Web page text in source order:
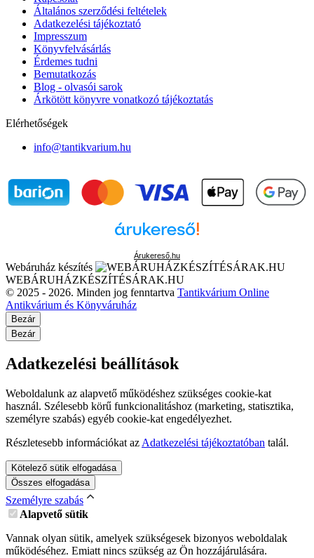
Általános szerződési feltételek
Adatkezelési tájékoztató
Impresszum
Könyvfelvásárlás
Érdemes tudni
Bemutatkozás
Blog - olvasói sarok
Árkötött könyvre vonatkozó tájékoztatás
Elérhetőségek
info@tantikvarium.hu
Árukereső.hu
Webáruház készítés
WEBÁRUHÁZKÉSZÍTÉSÁRAK.HU
© 2025 - 2026. Minden jog fenntartva Tantikvárium Online
Antikvárium és Könyváruház
Bezár
Bezár
Adatkezelési beállítások
Weboldalunk az alapvető működéshez szükséges cookie-kat
használ. Szélesebb körű funkcionalitáshoz (marketing, statisztika,
személyre szabás) egyéb cookie-kat engedélyezhet.
Részletesebb információkat az Adatkezelési tájékoztatóban talál.
Kötelező sütik elfogadása
Összes elfogadása
Személyre szabás
Alapvető sütik
Vannak olyan sütik, amelyek szükségesek bizonyos weboldalak
működéséhez. Emiatt nincs szükség az Ön hozzájárulására.